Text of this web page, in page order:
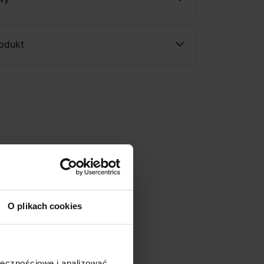
O plikach cookies